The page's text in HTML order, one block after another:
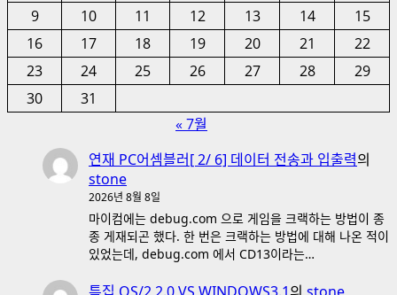
9
10 11 12 13 14
15
16
17 18 19 20 21
22
23
24 25 26 27 28
29
30
31
« 7월
연재 PC어셈블러[ 2/ 6] 데이터 전송과 입출력의
stone
2026년 8월 8일
마이컴에는 debug.com 으로 게임을 크랙하는 방법이 종
종 게재되곤 했다. 한 번은 크랙하는 방법에 대해 나온 적이
있었는데, debug.com 에서 CD13이라는…